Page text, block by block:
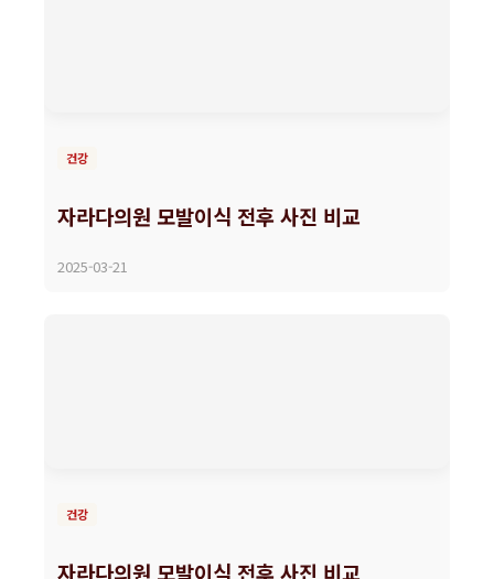
건강
자라다의원 모발이식 전후 사진 비교
2025-03-21
건강
자라다의원 모발이식 전후 사진 비교